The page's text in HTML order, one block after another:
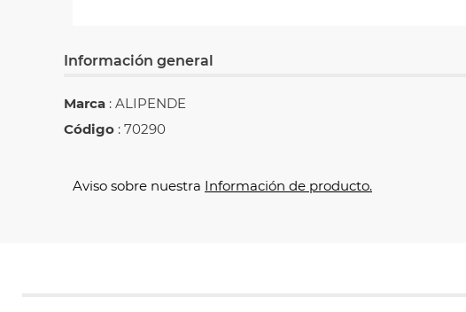
Información general
Marca : ALIPENDE
Código : 70290
Aviso sobre nuestra Información de producto.